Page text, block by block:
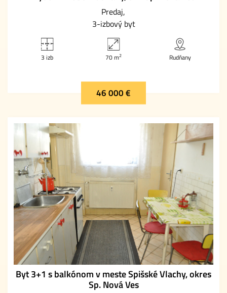
Predaj
3-izbový byt
3 izb 70 m2 Rudňany
46 000 €
Byt 3+1 s balkónom v meste Spišské Vlachy, okres
Sp. Nová Ves